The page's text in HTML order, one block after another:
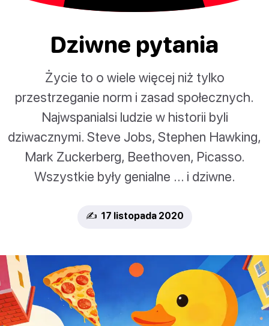
Dziwne pytania
Życie to o wiele więcej niż tylko
przestrzeganie norm i zasad społecznych.
Najwspanialsi ludzie w historii byli
dziwacznymi. Steve Jobs, Stephen Hawking,
Mark Zuckerberg, Beethoven, Picasso.
Wszystkie były genialne ... i dziwne.
✍️ 17 listopada 2020